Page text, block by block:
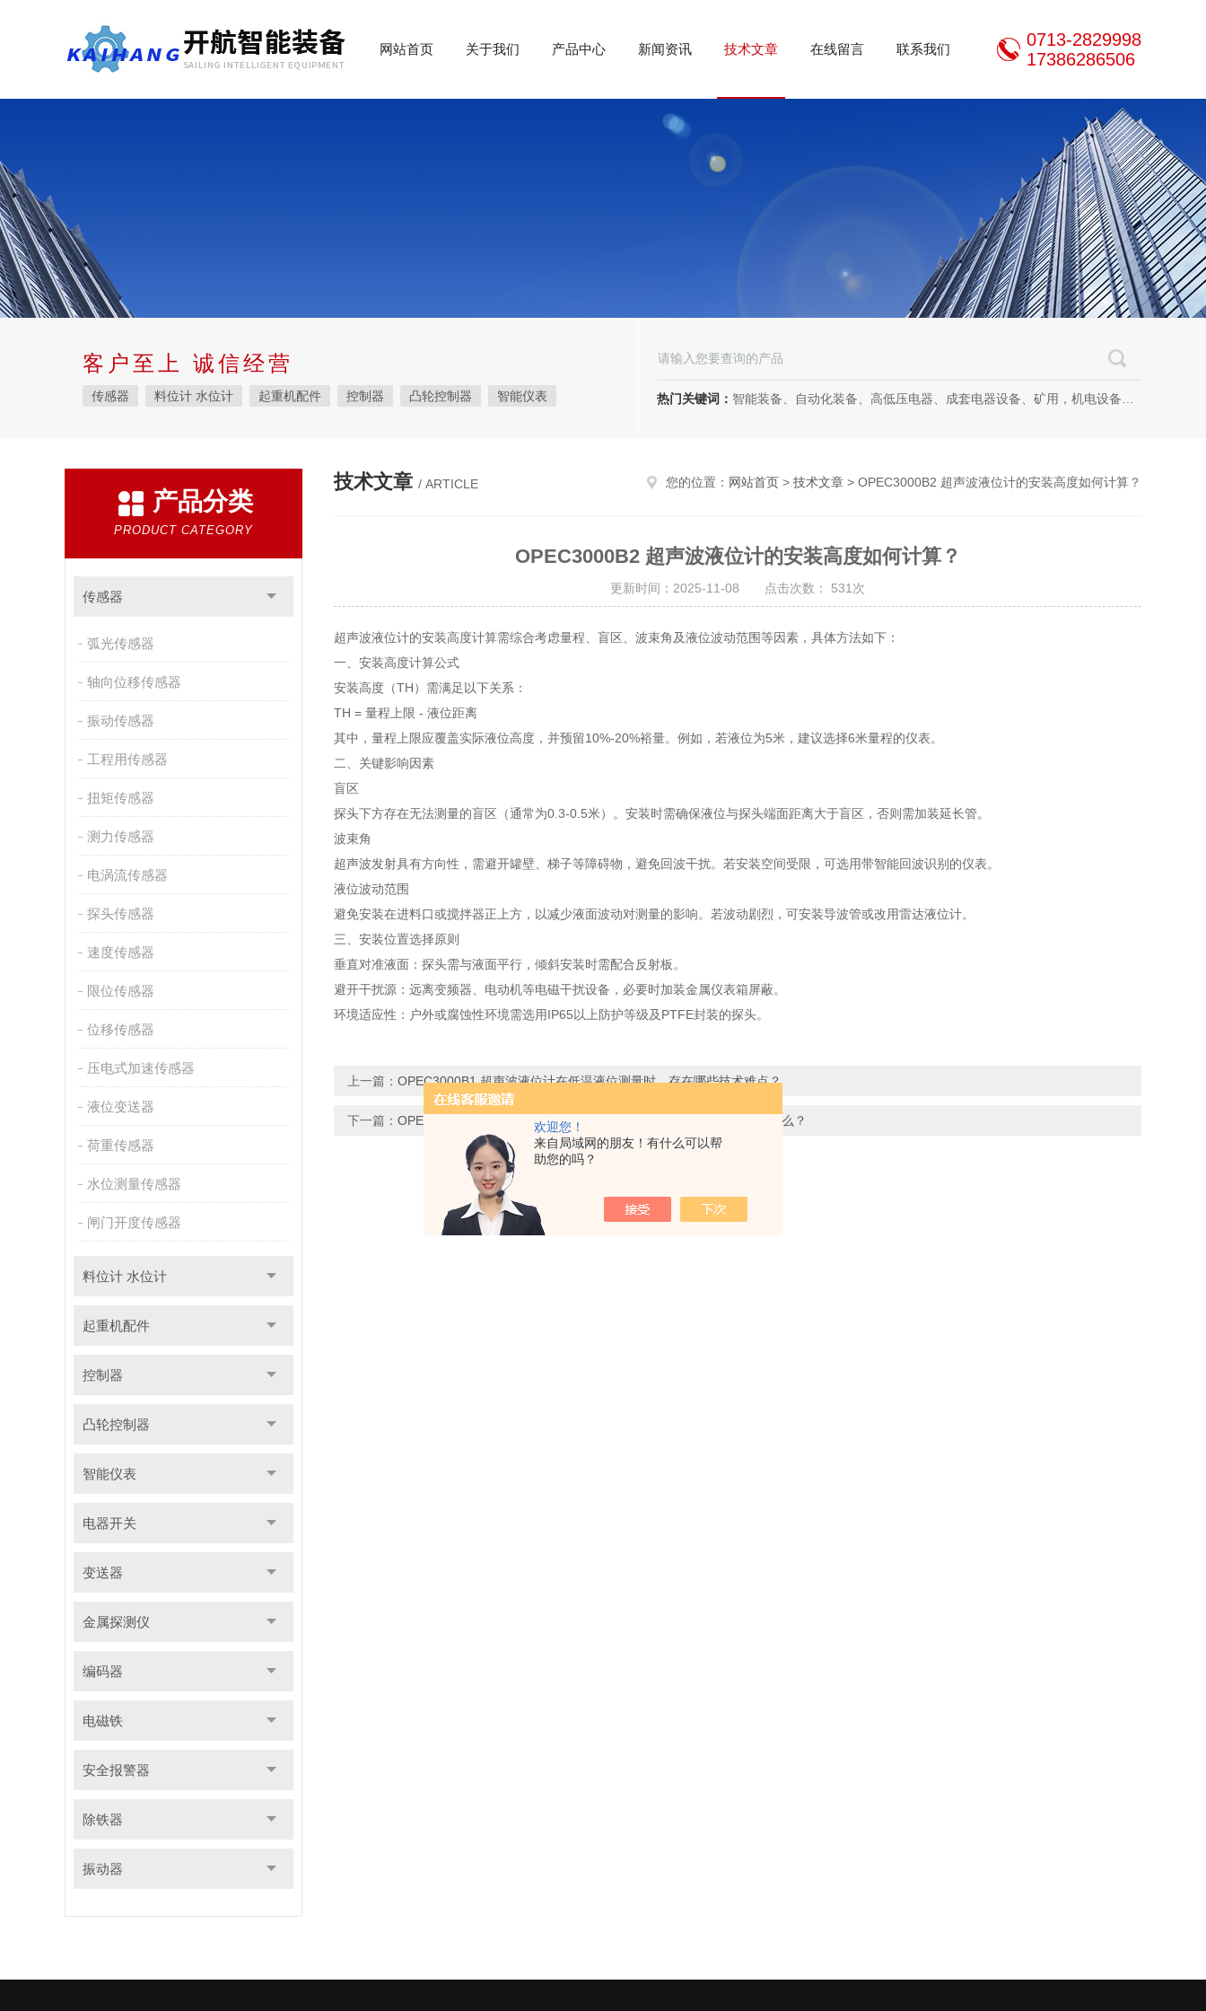
欢迎您！
来自局域网的朋友！有什么可以帮
助您的吗？
网站首页 关于我们 产品中心 新闻资讯 技术文章 在线留言 联系我们
0713-2829998
17386286506
客户至上 诚信经营
传感器 料位计 水位计 起重机配件 控制器 凸轮控制器 智能仪表 热门关键词： 智能装备、自动化装备、高低压电器、成套电器设备、矿用，机电设备、机电设备及其配件、传动设备、减速机、电动机、传感器、气动液压元件、电器及其配件、电缆线、照明器材、，电器设计、研发、制造、加工、销售、租凭、维修、安装、调试。
产品分类
PRODUCT CATEGORY
传感器
弧光传感器
轴向位移传感器
振动传感器
工程用传感器
扭矩传感器
测力传感器
电涡流传感器
探头传感器
速度传感器
限位传感器
位移传感器
压电式加速传感器
液位变送器
荷重传感器
水位测量传感器
闸门开度传感器
料位计 水位计
起重机配件
控制器
凸轮控制器
智能仪表
电器开关
变送器
金属探测仪
编码器
电磁铁
安全报警器
除铁器
振动器
技术文章 / ARTICLE 您的位置： 网站首页 > 技术文章 > OPEC3000B2 超声波液位计的安装高度如何计算？
OPEC3000B2 超声波液位计的安装高度如何计算？
更新时间：2025-11-08 点击次数： 531次
超声波液位计的安装高度计算需综合考虑量程、盲区、波束角及液位波动范围等因素，具体方法如下：
一、安装高度计算公式
安装高度（TH）需满足以下关系：
TH = 量程上限 - 液位距离‌
其中，量程上限应覆盖实际液位高度，并预留10%-20%裕量‌。例如，若液位为5米，建议选择6米量程的仪表‌。
二、关键影响因素
盲区‌
探头下方存在无法测量的盲区（通常为0.3-0.5米）‌。安装时需确保液位与探头端面距离大于盲区，否则需加装延长管‌。
波束角‌
超声波发射具有方向性，需避开罐壁、梯子等障碍物，避免回波干扰‌。若安装空间受限，可选用带智能回波识别的仪表‌。
液位波动范围‌
避免安装在进料口或搅拌器正上方，以减少液面波动对测量的影响‌。若波动剧烈，可安装导波管或改用雷达液位计‌。
三、安装位置选择原则
垂直对准液面‌：探头需与液面平行，倾斜安装时需配合反射板‌。
避开干扰源‌：远离变频器、电动机等电磁干扰设备，必要时加装金属仪表箱屏蔽‌。
环境适应性‌：户外或腐蚀性环境需选用IP65以上防护等级及PTFE封装的探头‌。
上一篇： OPEC3000B1 超声波液位计在低温液位测量时，存在哪些技术难点？
下一篇： OPEC3000B3 超声波液位计接线时，电源线与信号线的布线要求是什么？